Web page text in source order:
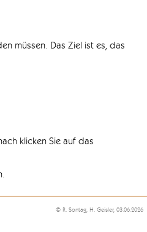
müssen. Das Ziel ist es, das
klicken Sie auf das
© R. Sontag, H. Geisler, 03.06.2026